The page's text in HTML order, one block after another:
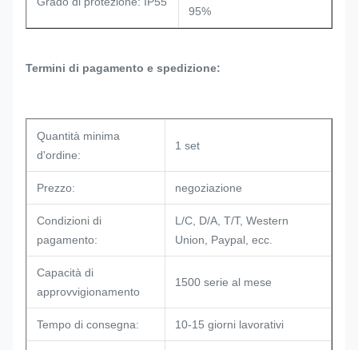
95%
Termini di pagamento e spedizione:
Quantità minima
d'ordine:
1 set
Prezzo: negoziazione
Condizioni di
pagamento:
L/C, D/A, T/T, Western
Union, Paypal, ecc.
Capacità di
approvvigionamento
1500 serie al mese
Tempo di consegna: 10-15 giorni lavorativi